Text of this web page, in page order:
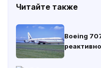
Читайте также
Boeing